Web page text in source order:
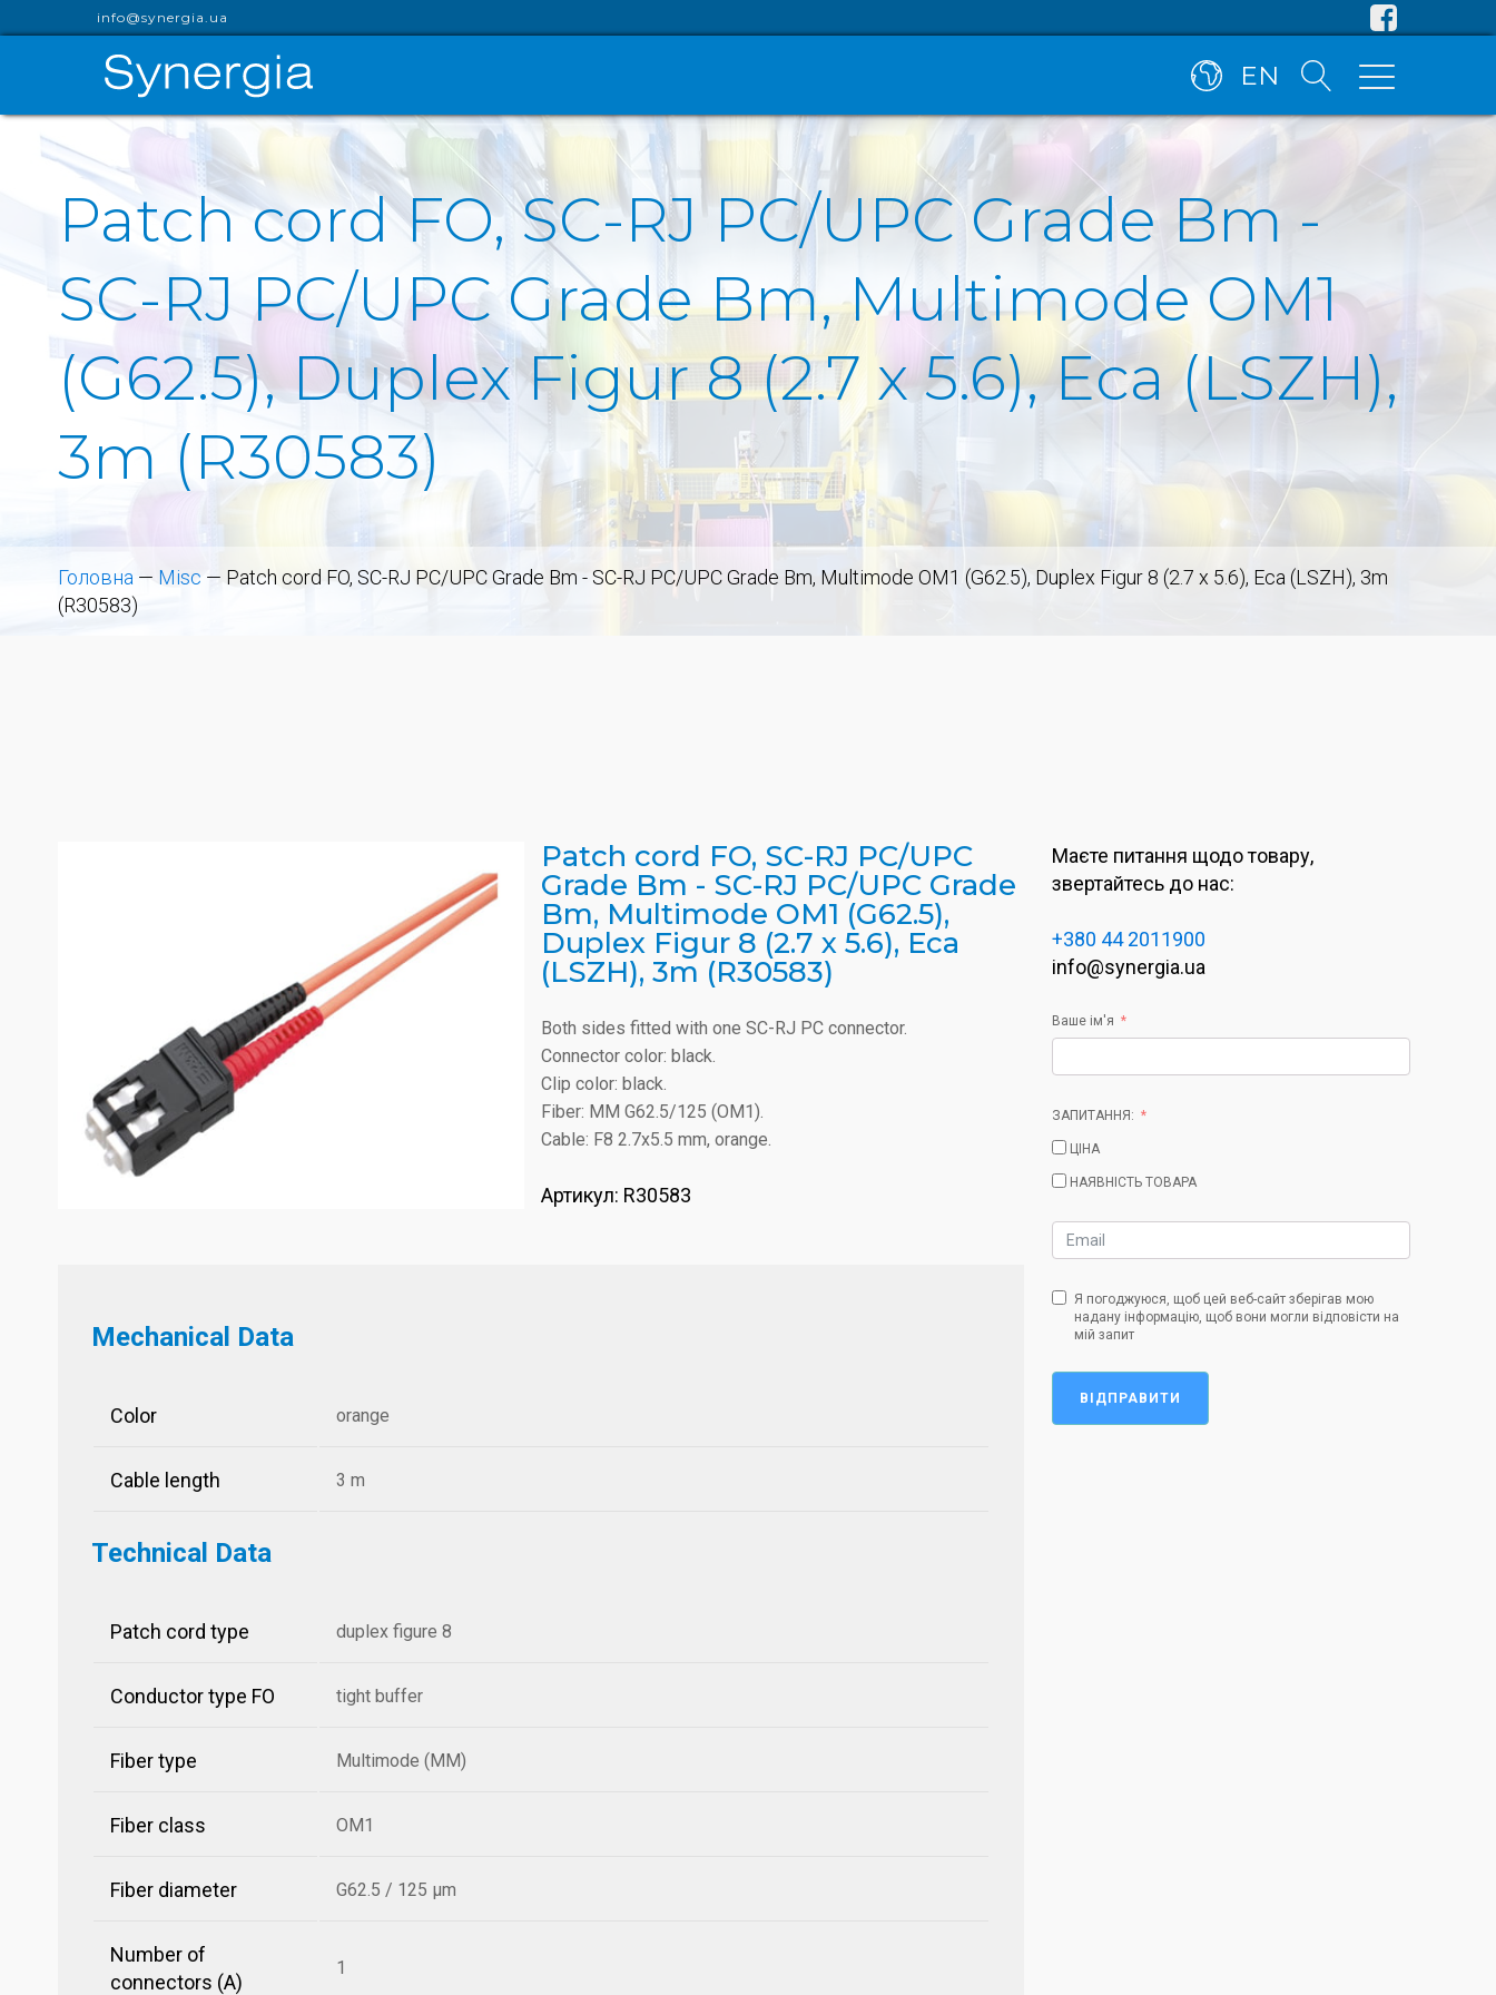
info@synergia.ua
EN
Patch cord FO, SC-RJ PC/UPC Grade Bm -
SC-RJ PC/UPC Grade Bm, Multimode OM1
(G62.5), Duplex Figur 8 (2.7 x 5.6), Eca (LSZH),
3m (R30583)
Головна — Misc — Patch cord FO, SC-RJ PC/UPC Grade Bm - SC-RJ PC/UPC Grade Bm, Multimode OM1 (G62.5), Duplex Figur 8 (2.7 x 5.6), Eca (LSZH), 3m
(R30583)
Patch cord FO, SC-RJ PC/UPC
Grade Bm - SC-RJ PC/UPC Grade
Bm, Multimode OM1 (G62.5),
Duplex Figur 8 (2.7 x 5.6), Eca
(LSZH), 3m (R30583)
Both sides fitted with one SC-RJ PC connector.
Connector color: black.
Clip color: black.
Fiber: MM G62.5/125 (OM1).
Cable: F8 2.7x5.5 mm, orange.
Артикул: R30583
Mechanical Data
Color orange
Cable length 3 m
Technical Data
Patch cord type duplex figure 8
Conductor type FO tight buffer
Fiber type Multimode (MM)
Fiber class OM1
Fiber diameter G62.5 / 125 µm
Number of
connectors (A)
1
Маєте питання щодо товару,
звертайтесь до нас:
+380 44 2011900
info@synergia.ua
Ваше ім'я
ЗАПИТАННЯ:
ЦІНА
НАЯВНІСТЬ ТОВАРА
Я погоджуюся, щоб цей веб-сайт зберігав мою
надану інформацію, щоб вони могли відповісти на
мій запит
ВІДПРАВИТИ